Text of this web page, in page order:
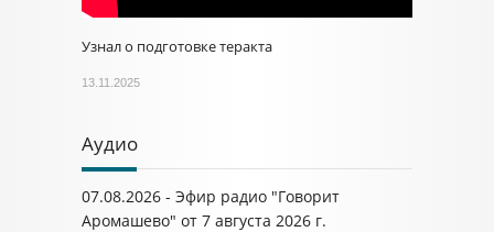
Узнал о подготовке теракта
13.11.2025
Аудио
07.08.2026 - Эфир радио "Говорит
Аромашево" от 7 августа 2026 г.